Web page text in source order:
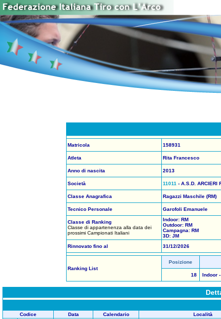
Matricola 158931
Atleta Rita Francesco
Anno di nascita 2013
Società 11011 - A.S.D. ARCIERI
Classe Anagrafica Ragazzi Maschile (RM)
Tecnico Personale Garofoli Emanuele
Classe di Ranking
Classe di appartenenza alla data dei
prossimi Campionati Italiani
Indoor: RM
Outdoor: RM
Campagna: RM
3D: JM
Rinnovato fino al
31/12/2026
Ranking List
Posizione
18 Indoor
Codice Data Calendario
Località